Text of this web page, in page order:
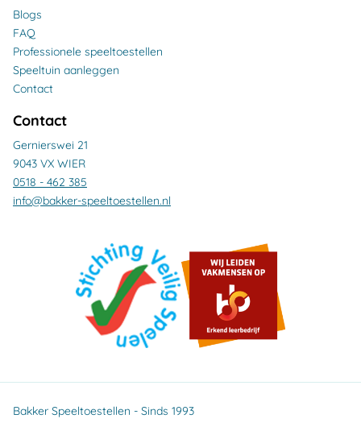
Blogs
FAQ
Professionele speeltoestellen
Speeltuin aanleggen
Contact
Contact
Gernierswei 21
9043 VX WIER
0518 - 462 385
info@bakker-speeltoestellen.nl
Bakker Speeltoestellen - Sinds 1993